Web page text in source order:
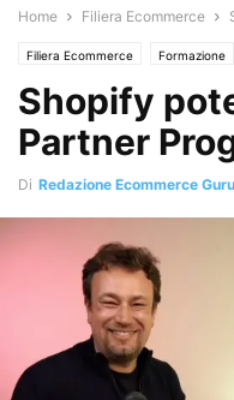
Home Filiera Ecommerce
Filiera Ecommerce Formazione
Trend di Mercato
Shopify
Partner
Di Redazione Ecommerce Guru